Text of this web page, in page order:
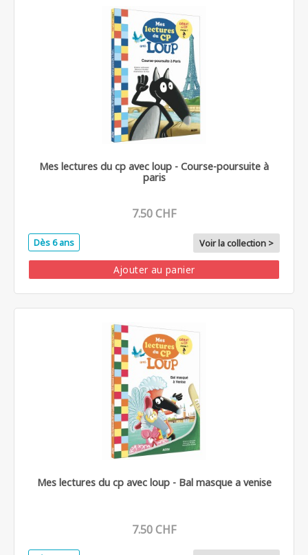
Mes lectures du cp avec loup - Course-poursuite à
paris
7.50 CHF
Dès 6 ans Voir la collection >
Ajouter au panier
Mes lectures du cp avec loup - Bal masque a venise
7.50 CHF